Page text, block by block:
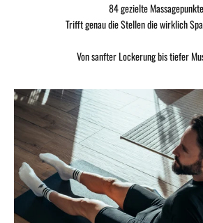
84 gezielte Massagepunkte
Trifft genau die Stellen die wirklich
Von sanfter Lockerung bis tiefer